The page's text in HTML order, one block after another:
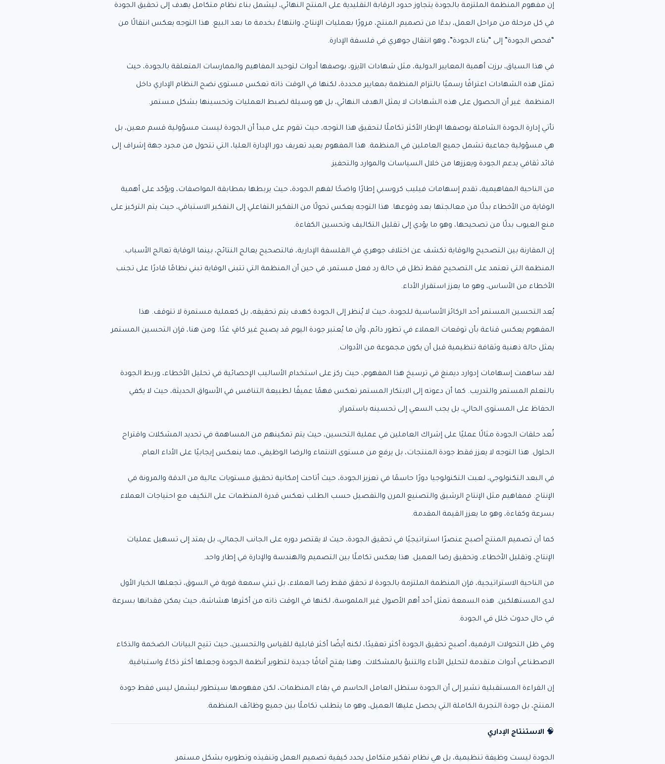
إن مفهوم المنظمة الملتزمة بالجودة يتجاوز حدود الرقابة التقليدية على المنتج النهائي، ليشمل بناء نظام متكامل يهدف إلى تحقيق الجودة
في كل مرحلة من مراحل العمل، بدءًا من تصميم المنتج، مرورًا بعمليات الإنتاج، وانتهاءً بخدمة ما بعد البيع. هذا التوجه يعكس انتقالًا من
“فحص الجودة” إلى “بناء الجودة”، وهو انتقال جوهري في فلسفة الإدارة.
في هذا السياق، برزت أهمية المعايير الدولية، مثل شهادات الآيزو، بوصفها أدوات لتوحيد المفاهيم والممارسات المتعلقة بالجودة، حيث
تمثل هذه الشهادات اعترافًا رسميًا بالتزام المنظمة بمعايير محددة، لكنها في الوقت ذاته تعكس مستوى نضج النظام الإداري داخل
المنظمة. غير أن الحصول على هذه الشهادات لا يمثل الهدف النهائي، بل هو وسيلة لضبط العمليات وتحسينها بشكل مستمر.
تأتي إدارة الجودة الشاملة بوصفها الإطار الأكثر تكاملًا لتحقيق هذا التوجه، حيث تقوم على مبدأ أن الجودة ليست مسؤولية قسم معين، بل
هي مسؤولية جماعية تشمل جميع العاملين في المنظمة. هذا المفهوم يعيد تعريف دور الإدارة العليا، التي تتحول من مجرد جهة إشراف إلى
قائد ثقافي يدعم الجودة ويعززها من خلال السياسات والموارد والتحفيز.
من الناحية المفاهيمية، تقدم إسهامات فيليب كروسبي إطارًا واضحًا لفهم الجودة، حيث يربطها بمطابقة المواصفات، ويؤكد على أهمية
الوقاية من الأخطاء بدلًا من معالجتها بعد وقوعها. هذا التوجه يعكس تحولًا من التفكير التفاعلي إلى التفكير الاستباقي، حيث يتم التركيز على
منع العيوب بدلًا من تصحيحها، وهو ما يؤدي إلى تقليل التكاليف وتحسين الكفاءة.
إن المقارنة بين التصحيح والوقاية تكشف عن اختلاف جوهري في الفلسفة الإدارية، فالتصحيح يعالج النتائج، بينما الوقاية تعالج الأسباب.
المنظمة التي تعتمد على التصحيح فقط تظل في حالة رد فعل مستمر، في حين أن المنظمة التي تتبنى الوقاية تبني نظامًا قادرًا على تجنب
الأخطاء من الأساس، وهو ما يعزز استقرار الأداء.
يُعد التحسين المستمر أحد الركائز الأساسية للجودة، حيث لا يُنظر إلى الجودة كهدف يتم تحقيقه، بل كعملية مستمرة لا تتوقف. هذا
المفهوم يعكس قناعة بأن توقعات العملاء في تطور دائم، وأن ما يُعتبر جودة اليوم قد يصبح غير كافٍ غدًا. ومن هنا، فإن التحسين المستمر
يمثل حالة ذهنية وثقافة تنظيمية قبل أن يكون مجموعة من الأدوات.
لقد ساهمت إسهامات إدوارد ديمنغ في ترسيخ هذا المفهوم، حيث ركز على استخدام الأساليب الإحصائية في تحليل الأخطاء، وربط الجودة
بالتعلم المستمر والتدريب. كما أن دعوته إلى الابتكار المستمر تعكس فهمًا عميقًا لطبيعة التنافس في الأسواق الحديثة، حيث لا يكفي
الحفاظ على المستوى الحالي، بل يجب السعي إلى تحسينه باستمرار.
تُعد حلقات الجودة مثالًا عمليًا على إشراك العاملين في عملية التحسين، حيث يتم تمكينهم من المساهمة في تحديد المشكلات واقتراح
الحلول. هذا التوجه لا يعزز فقط جودة المنتجات، بل يرفع من مستوى الانتماء والرضا الوظيفي، مما ينعكس إيجابيًا على الأداء العام.
في البعد التكنولوجي، لعبت التكنولوجيا دورًا حاسمًا في تعزيز الجودة، حيث أتاحت إمكانية تحقيق مستويات عالية من الدقة والمرونة في
الإنتاج. فمفاهيم مثل الإنتاج الرشيق والتصنيع المرن والتفصيل حسب الطلب تعكس قدرة المنظمات على التكيف مع احتياجات العملاء
بسرعة وكفاءة، وهو ما يعزز القيمة المقدمة.
كما أن تصميم المنتج أصبح عنصرًا استراتيجيًا في تحقيق الجودة، حيث لا يقتصر دوره على الجانب الجمالي، بل يمتد إلى تسهيل عمليات
الإنتاج، وتقليل الأخطاء، وتحقيق رضا العميل. هذا يعكس تكاملًا بين التصميم والهندسة والإدارة في إطار واحد.
من الناحية الاستراتيجية، فإن المنظمة الملتزمة بالجودة لا تحقق فقط رضا العملاء، بل تبني سمعة قوية في السوق، تجعلها الخيار الأول
لدى المستهلكين. هذه السمعة تمثل أحد أهم الأصول غير الملموسة، لكنها في الوقت ذاته من أكثرها هشاشة، حيث يمكن فقدانها بسرعة
في حال حدوث خلل في الجودة.
وفي ظل التحولات الرقمية، أصبح تحقيق الجودة أكثر تعقيدًا، لكنه أيضًا أكثر قابلية للقياس والتحسين، حيث تتيح البيانات الضخمة والذكاء
الاصطناعي أدوات متقدمة لتحليل الأداء والتنبؤ بالمشكلات. وهذا يفتح آفاقًا جديدة لتطوير أنظمة الجودة وجعلها أكثر ذكاءً واستباقية.
إن القراءة المستقبلية تشير إلى أن الجودة ستظل العامل الحاسم في بقاء المنظمات، لكن مفهومها سيتطور ليشمل ليس فقط جودة
المنتج، بل جودة التجربة الكاملة التي يحصل عليها العميل، وهو ما يتطلب تكاملًا بين جميع وظائف المنظمة.
🧠 الاستنتاج الإداري
الجودة ليست وظيفة تنظيمية، بل هي نظام تفكير متكامل يحدد كيفية تصميم العمل وتنفيذه وتطويره بشكل مستمر.